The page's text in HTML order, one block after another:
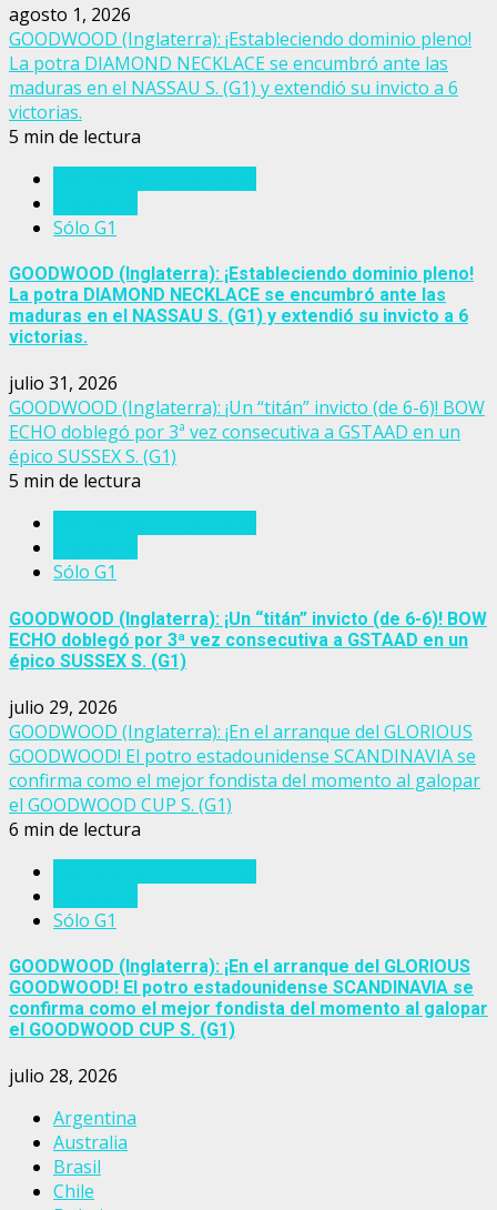
agosto 1, 2026
GOODWOOD (Inglaterra): ¡Estableciendo dominio pleno!
La potra DIAMOND NECKLACE se encumbró ante las
maduras en el NASSAU S. (G1) y extendió su invicto a 6
victorias.
5 min de lectura
Sólo G1
GOODWOOD (Inglaterra): ¡Estableciendo dominio pleno!
La potra DIAMOND NECKLACE se encumbró ante las
maduras en el NASSAU S. (G1) y extendió su invicto a 6
victorias.
julio 31, 2026
GOODWOOD (Inglaterra): ¡Un “titán” invicto (de 6-6)! BOW
ECHO doblegó por 3ª vez consecutiva a GSTAAD en un
épico SUSSEX S. (G1)
5 min de lectura
Sólo G1
GOODWOOD (Inglaterra): ¡Un “titán” invicto (de 6-6)! BOW
ECHO doblegó por 3ª vez consecutiva a GSTAAD en un
épico SUSSEX S. (G1)
julio 29, 2026
GOODWOOD (Inglaterra): ¡En el arranque del GLORIOUS
GOODWOOD! El potro estadounidense SCANDINAVIA se
confirma como el mejor fondista del momento al galopar
el GOODWOOD CUP S. (G1)
6 min de lectura
Sólo G1
GOODWOOD (Inglaterra): ¡En el arranque del GLORIOUS
GOODWOOD! El potro estadounidense SCANDINAVIA se
confirma como el mejor fondista del momento al galopar
el GOODWOOD CUP S. (G1)
julio 28, 2026
Argentina
Australia
Brasil
Chile